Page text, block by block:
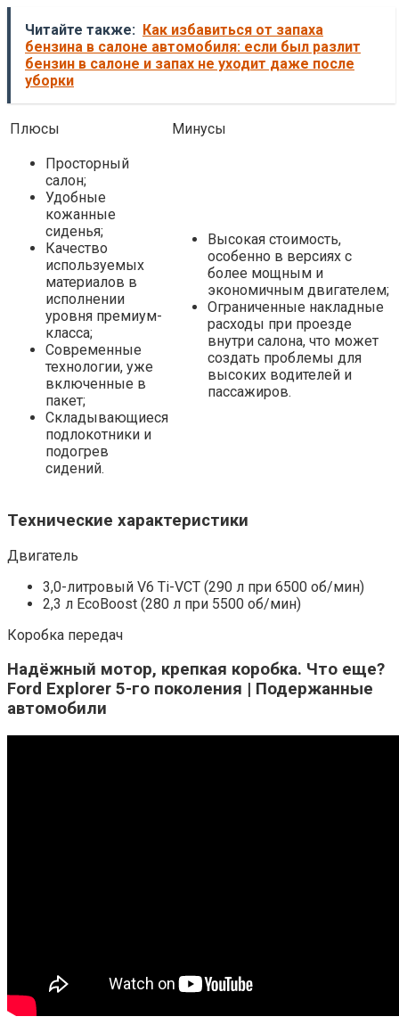
Читайте также: Как избавиться от запаха
бензина в салоне автомобиля: если был разлит
бензин в салоне и запах не уходит даже после
уборки
Плюсы Минусы
Просторный
салон;
Удобные
кожанные
сиденья;
Качество
используемых
материалов в
исполнении
уровня премиум-
класса;
Современные
технологии, уже
включенные в
пакет;
Складывающиеся
подлокотники и
подогрев
сидений.
Высокая стоимость,
особенно в версиях с
более мощным и
экономичным двигателем;
Ограниченные накладные
расходы при проезде
внутри салона, что может
создать проблемы для
высоких водителей и
пассажиров.
Технические характеристики
Двигатель
3,0-литровый V6 Ti-VCT (290 л при 6500 об/мин)
2,3 л EcoBoost (280 л при 5500 об/мин)
Коробка передач
Надёжный мотор, крепкая коробка. Что еще?
Ford Explorer 5-го поколения | Подержанные
автомобили